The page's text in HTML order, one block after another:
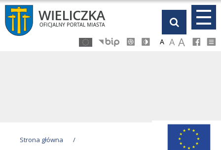
do
treści
do
do
do
A A A
Strona główna
/